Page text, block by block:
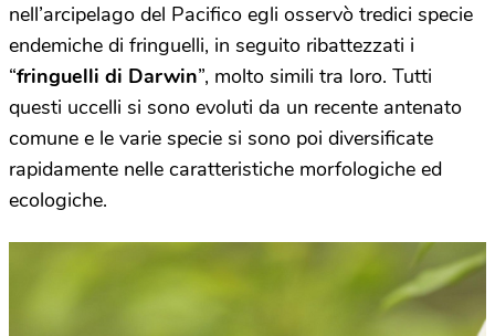
nell’arcipelago del Pacifico egli osservò tredici specie
endemiche di fringuelli, in seguito ribattezzati i
“fringuelli di Darwin”, molto simili tra loro. Tutti
questi uccelli si sono evoluti da un recente antenato
comune e le varie specie si sono poi diversificate
rapidamente nelle caratteristiche morfologiche ed
ecologiche.